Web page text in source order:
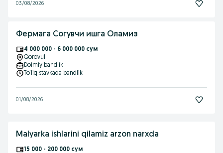
03/08/2026
Фермага Согувчи ишга Оламиз
4 000 000 - 6 000 000 сум
Qorovul
Doimiy bandlik
To‘liq stavkada bandlik
01/08/2026
Malyarka ishlarini qilamiz arzon narxda
15 000 - 200 000 сум